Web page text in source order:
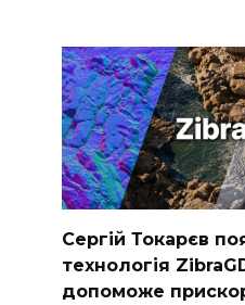
Сергій Токарєв
технологія
допоможе